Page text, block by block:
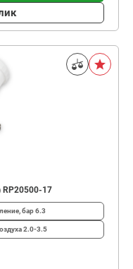
RP20500-17
бар6.3
2.0-3.5